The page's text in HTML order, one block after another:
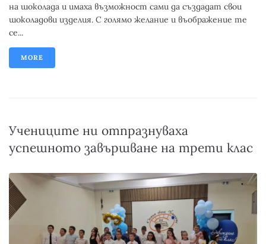
на шоколада и имаха възможност сами да създадат свои
шоколадови изделия. С голямо желание и въображение те
се...
MORE
Учениците ни отпразнуваха
успешното завършване на трети клас